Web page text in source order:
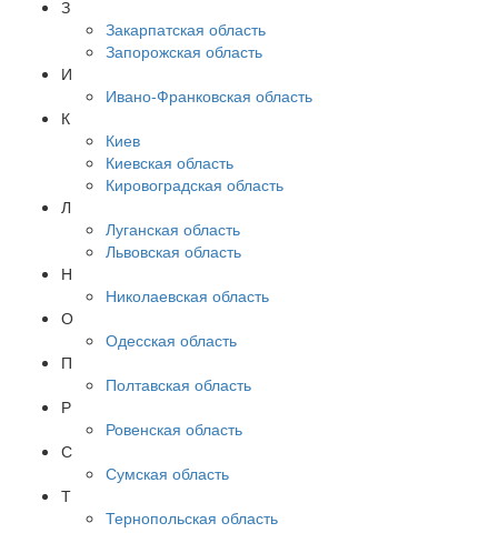
З
Закарпатская область
Запорожская область
И
Ивано-Франковская область
К
Киев
Киевская область
Кировоградская область
Л
Луганская область
Львовская область
Н
Николаевская область
О
Одесская область
П
Полтавская область
Р
Ровенская область
С
Сумская область
Т
Тернопольская область